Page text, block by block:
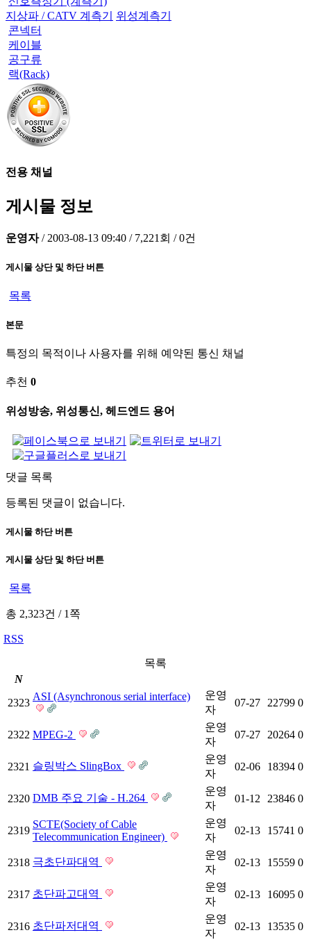
지상파 / CATV 계측기
위성계측기
콘넥터
케이블
공구류
랙(Rack)
전용 채널
게시물 정보
운영자 / 2003-08-13 09:40 / 7,221회 / 0건
게시물 상단 및 하단 버튼
목록
본문
특정의 목적이나 사용자를 위해 예약된 통신 채널
추천 0
위성방송, 위성통신, 헤드엔드 용어
댓글 목록
등록된 댓글이 없습니다.
게시물 하단 버튼
게시물 상단 및 하단 버튼
목록
총 2,323건 /1쪽
RSS
목록
N
2323
ASI (Asynchronous serial interface)
운영
자
07-27 22799 0
2322 MPEG-2
운영
자
07-27 20264 0
2321 슬링박스 SlingBox
운영
자
02-06 18394 0
2320 DMB 주요 기술 - H.264
운영
자
01-12 23846 0
2319
SCTE(Society of Cable
Telecommunication Engineer)
운영
자
02-13 15741 0
2318 극초단파대역
운영
자
02-13 15559 0
2317 초단파고대역
운영
자
02-13 16095 0
2316 초단파저대역
운영
자
02-13 13535 0